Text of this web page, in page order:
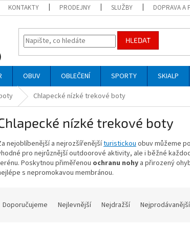
KONTAKTY PRODEJNY SLUŽBY DOPRAVA A
HLEDAT
OBUV OBLEČENÍ SPORTY SKIALP
Chlapecké nízké trekové boty
nízké trekové boty
nejoblíbenější a nejrozšířenějšíturistickou obuv můžeme
pro nejrůznější outdoorové aktivity, ale i běžné
Poskytnou přiměřenou ochranu nohy a přirozený
s nepromokavou membránou.
Doporučujeme Nejlevnější Nejdražší Nejprodávanější